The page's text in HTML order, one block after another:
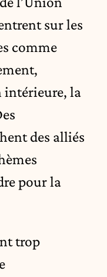
sur les
comme
intérieure, la
des alliés
pour la
trop